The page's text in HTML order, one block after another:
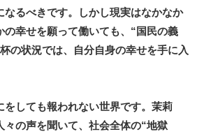
なるべきです。しかし現実はなかなか
の幸せを願って働いても、“国民の義
の状況では、自分自身の幸せを手に入
をしても報われない世界です。茉莉
々の声を聞いて、社会全体の“地獄